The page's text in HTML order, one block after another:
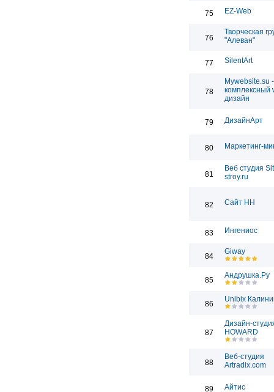
75 EZ-Web
76
Творческая
"Алеван"
77 SilentArt
78
Mywebsite.su -
комплексный
дизайн
79 ДизайнАрт
80 Маркетинг-
81
Веб студия
stroy.ru
82 Сайт НН
83 Ингениос
84
Giway
85
Андрушка.Ру
86
Unibix
87
Дизайн-
HOWARD
88
Веб-студия
Artradix.com
89 Айтис